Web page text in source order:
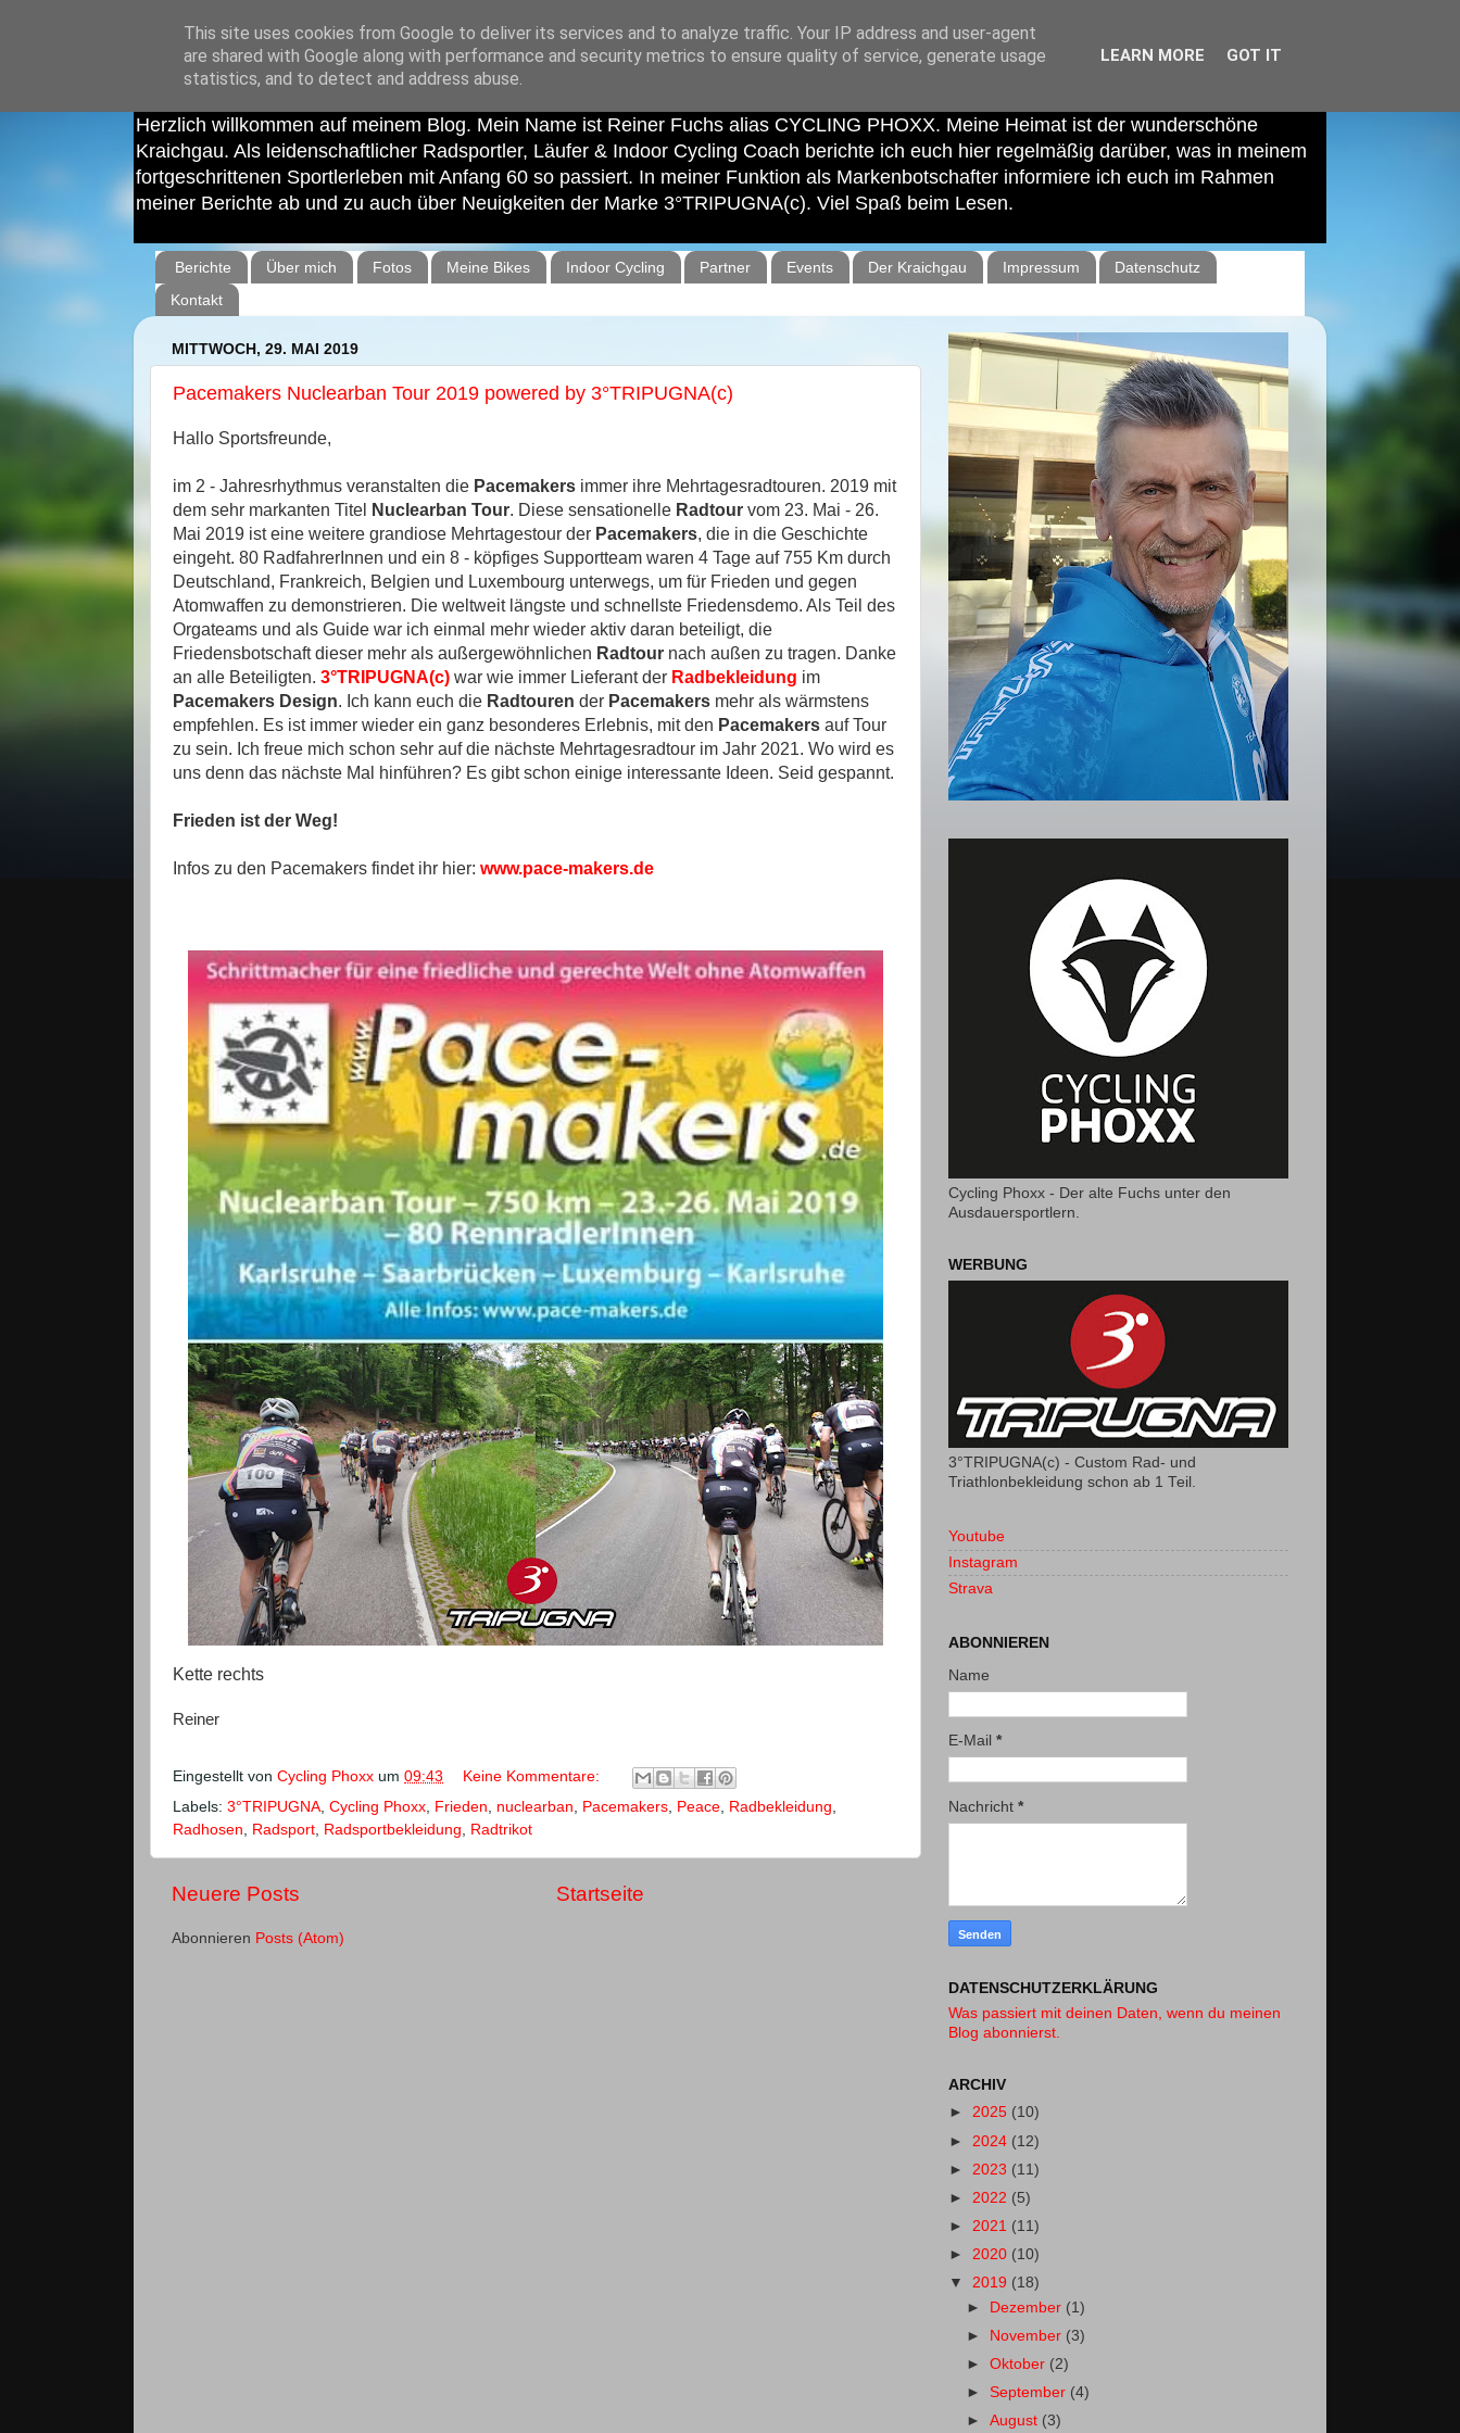
Cycling Phoxx - Radsportler, Läufer und Indoor Cycling Coach
Herzlich willkommen auf meinem Blog. Mein Name ist Reiner Fuchs alias CYCLING PHOXX. Meine Heimat ist der wunderschöne
Kraichgau. Als leidenschaftlicher Radsportler, Läufer & Indoor Cycling Coach berichte ich euch hier regelmäßig darüber, was in meinem
fortgeschrittenen Sportlerleben mit Anfang 60 so passiert. In meiner Funktion als Markenbotschafter informiere ich euch im Rahmen
meiner Berichte ab und zu auch über Neuigkeiten der Marke 3°TRIPUGNA(c). Viel Spaß beim Lesen.
Berichte Über mich Fotos Meine Bikes Indoor Cycling Partner Events Der Kraichgau Impressum
Datenschutz
Kontakt
MITTWOCH, 29. MAI 2019
Pacemakers Nuclearban Tour 2019 powered by 3°TRIPUGNA(c)
Hallo Sportsfreunde,
im 2 - Jahresrhythmus veranstalten die Pacemakers immer ihre Mehrtagesradtouren. 2019 mit
dem sehr markanten Titel
Nuclearban Tour. Diese sensationelle Radtour vom 23. Mai - 26.
Mai 2019 ist eine weitere grandiose Mehrtagestour der Pacemakers, die in die Geschichte
eingeht. 80 RadfahrerInnen und ein 8 - köpfiges Supportteam waren 4 Tage auf 755 Km durch
Deutschland, Frankreich, Belgien und Luxembourg unterwegs, um für Frieden und gegen
Atomwaffen zu demonstrieren. Die weltweit längste und schnellste Friedensdemo. Als Teil des
Orgateams und als Guide war ich einmal mehr wieder aktiv daran beteiligt, die
Friedensbotschaft dieser mehr als außergewöhnlichen Radtour nach außen zu tragen. Danke
an alle Beteiligten. 3°TRIPUGNA(c) war wie immer Lieferant der Radbekleidung im
Pacemakers Design. Ich kann euch die Radtouren der Pacemakers mehr als wärmstens
empfehlen. Es ist immer wieder ein ganz besonderes Erlebnis, mit den Pacemakers auf Tour
zu sein. Ich freue mich schon sehr auf die nächste Mehrtagesradtour im Jahr 2021. Wo wird es
uns denn das nächste Mal hinführen? Es gibt schon einige interessante Ideen. Seid gespannt.
Frieden ist der Weg!
Infos zu den Pacemakers findet ihr hier: www.pace-makers.de
Kette rechts
Reiner
Eingestellt von Cycling Phoxx um 09:43
Keine Kommentare:
Labels: 3°TRIPUGNA Cycling Phoxx Frieden nuclearban Pacemakers Peace Radbekleidung
Radhosen
Radsport Radsportbekleidung Radtrikot
Neuere Posts Startseite
Abonnieren Posts (Atom)
Cycling Phoxx - Der alte Fuchs unter den
Ausdauersportlern.
WERBUNG
3°TRIPUGNA(c) - Custom Rad- und
Triathlonbekleidung schon ab 1 Teil.
Youtube
Instagram
Strava
ABONNIEREN
Name
E-Mail *
Nachricht *
DATENSCHUTZERKLÄRUNG
Was passiert mit deinen Daten, wenn du meinen
Blog abonnierst.
ARCHIV
► 2025 (10)
► 2024 (12)
► 2023 (11)
► 2022 (5)
► 2021 (11)
► 2020 (10)
▼ 2019 (18)
►
Dezember (1)
►
November (3)
►Oktober (2)
► September (4)
►August (3)
This site uses cookies from Google to deliver its services and to analyze traffic. Your IP address and user-agent
are shared with Google along with performance and security metrics to ensure quality of service, generate usage
statistics, and to detect and address abuse.
LEARN MORE GOT IT